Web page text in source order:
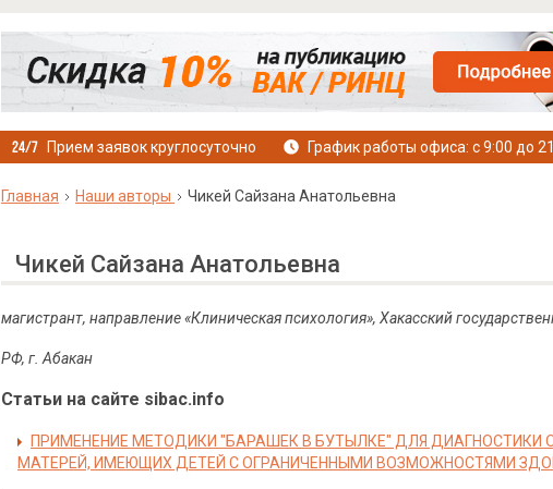
Прием заявок круглосуточно График работы офиса: с 9:00 до
Главная Наши авторы Чикей Сайзана Анатольевна
Чикей Сайзана Анатольевна
магистрант, направление «Клиническая психология», Хакасский
РФ, г. Абакан
Статьи на сайте sibac.info
ПРИМЕНЕНИЕ МЕТОДИКИ "БАРАШЕК В БУТЫЛКЕ" ДЛЯ
МАТЕРЕЙ, ИМЕЮЩИХ ДЕТЕЙ С ОГРАНИЧЕННЫМИ ВОЗМОЖНОСТЯМИ